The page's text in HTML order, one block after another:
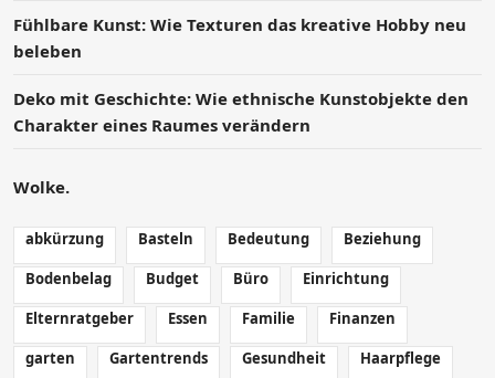
Fühlbare Kunst: Wie Texturen das kreative Hobby neu
beleben
Deko mit Geschichte: Wie ethnische Kunstobjekte den
Charakter eines Raumes verändern
Wolke.
abkürzung Basteln Bedeutung
Beziehung
Bodenbelag
Budget Büro
Einrichtung
Elternratgeber
Essen Familie
Finanzen
garten
Gartentrends Gesundheit
Haarpflege